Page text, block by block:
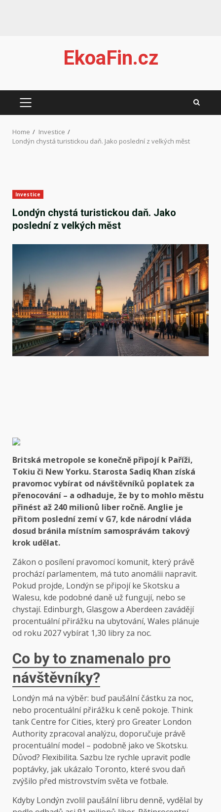
EkoaFin.cz
PRIMARY
Home
Investice
Londýn chystá turistickou daň. Jako poslední z velkých měst
Investice
Londýn chystá turistickou daň. Jako
poslední z velkých měst
Britská metropole se konečně připojí k Paříži,
Tokiu či New Yorku. Starosta Sadiq Khan získá
pravomoc vybírat od návštěvníků poplatek za
přenocování – a odhaduje, že by to mohlo městu
přinést až 240 milionů liber ročně. Anglie je
přitom poslední zemí v G7, kde národní vláda
dosud bránila místním samosprávám takový
krok udělat.
Zákon o posílení pravomocí komunit, který právě
prochází parlamentem, má tuto anomálii napravit.
Pokud projde, Londýn se připojí ke Skotsku a
Walesu, kde podobné daně už fungují, nebo se
chystají. Edinburgh, Glasgow a Aberdeen zavádějí
procentuální přirážku na ubytování, Wales plánuje
od roku 2027 vybírat 1,30 libry za noc.
Co by to znamenalo pro
návštěvníky?
Londýn má na výběr: buď paušální částku za noc,
nebo procentuální přirážku k ceně pokoje. Think
tank Centre for Cities, který pro Greater London
Authority zpracoval analýzu, doporučuje právě
procentuální model – podobně jako ve Skotsku.
Důvod? Flexibilita. Sazbu lze rychle upravit podle
poptávky, jak ukázalo Toronto, které svou daň
zvýšilo před mistrovstvím světa ve fotbale.
Kdyby Londýn zvolil paušální libru denně, vydělal by